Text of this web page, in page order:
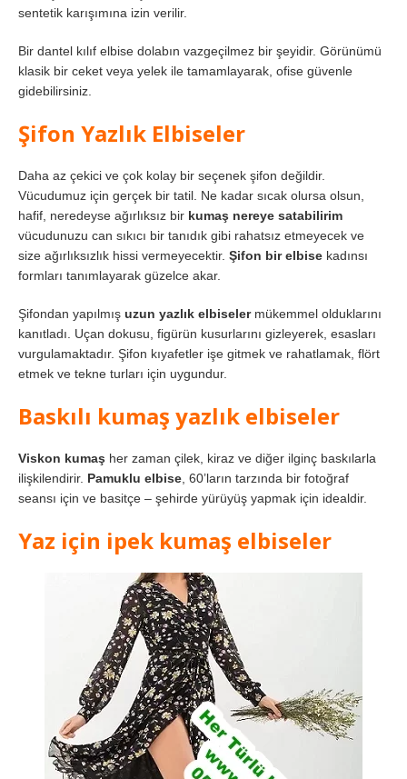
sentetik karışımına izin verilir.
Bir dantel kılıf elbise dolabın vazgeçilmez bir şeyidir. Görünümü
klasik bir ceket veya yelek ile tamamlayarak, ofise güvenle
gidebilirsiniz.
Şifon Yazlık Elbiseler
Daha az çekici ve çok kolay bir seçenek şifon değildir.
Vücudumuz için gerçek bir tatil. Ne kadar sıcak olursa olsun,
hafif, neredeyse ağırlıksız bir kumaş nereye satabilirim
vücudunuzu can sıkıcı bir tanıdık gibi rahatsız etmeyecek ve
size ağırlıksızlık hissi vermeyecektir. Şifon bir elbise kadınsı
formları tanımlayarak güzelce akar.
Şifondan yapılmış uzun yazlık elbiselermükemmel olduklarını
kanıtladı. Uçan dokusu, figürün kusurlarını gizleyerek, esasları
vurgulamaktadır. Şifon kıyafetler işe gitmek ve rahatlamak, flört
etmek ve tekne turları için uygundur.
Baskılı kumaş yazlık elbiseler
Viskon kumaş her zaman çilek, kiraz ve diğer ilginç baskılarla
ilişkilendirir. Pamuklu elbise , 60’ların tarzında bir fotoğraf
seansı için ve basitçe – şehirde yürüyüş yapmak için idealdir.
Yaz için ipek kumaş elbiseler